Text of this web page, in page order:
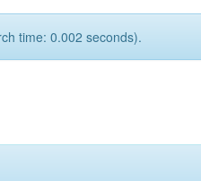
time: 0.002 seconds).